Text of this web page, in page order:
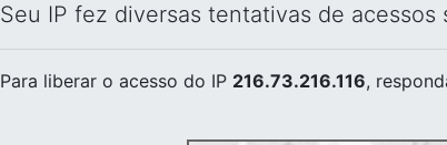
Seu IP fez diversas tentativas de
Para liberar o acesso do IP 216.73.216.116,